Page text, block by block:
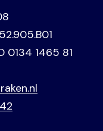
0134 1465 81